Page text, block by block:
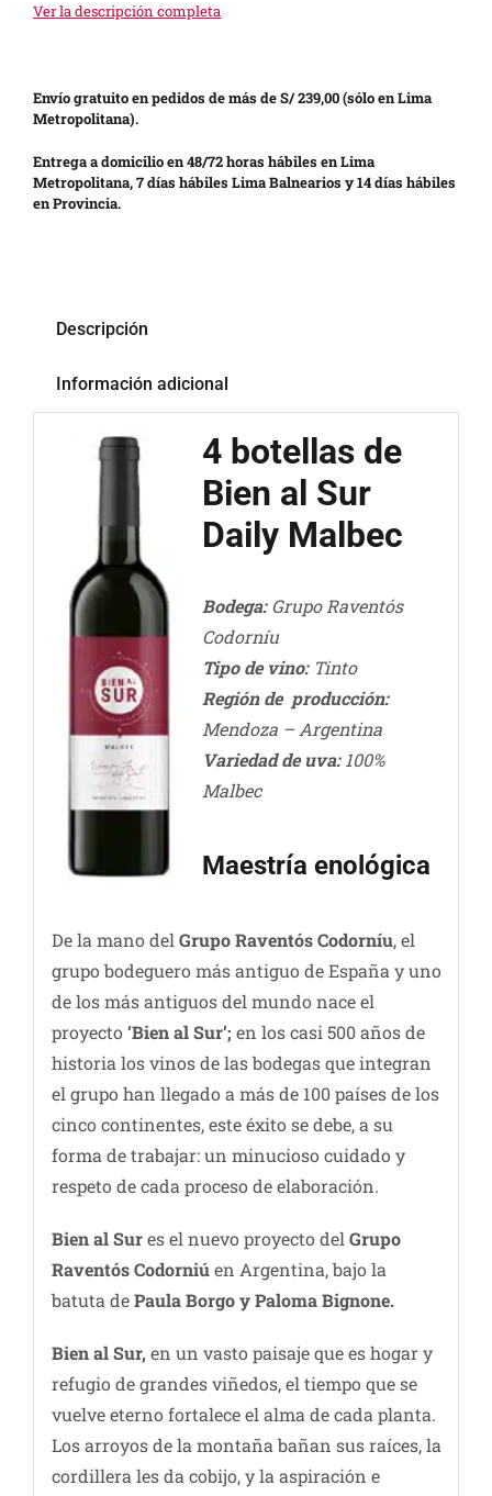
Ver la descripción completa
Envío gratuito en pedidos de más de S/ 239,00 (sólo en Lima
Metropolitana).
Entrega a domicilio en 48/72 horas hábiles en Lima
Metropolitana, 7 días hábiles Lima Balnearios y 14 días hábiles
en Provincia.
Descripción
Información adicional
4 botellas de
Bien al Sur
Daily Malbec
Bodega:Grupo Raventós
Codorníu
Tipo de vino: Tinto
Región de producción:
Mendoza – Argentina
Variedad de uva:100%
Malbec
Maestría enológica
De la mano del Grupo Raventós Codorníu, el
grupo bodeguero más antiguo de España y uno
de los más antiguos del mundo nace el
proyecto‘Bien al Sur’; en los casi 500 años de
historia los vinos de las bodegas que integran
el grupo han llegado a más de 100 países de los
cinco continentes, este éxito se debe, a su
forma de trabajar: un minucioso cuidado y
respeto de cada proceso de elaboración.
Bien al Sures el nuevo proyecto del Grupo
Raventós Codorniúen Argentina, bajo la
batuta dePaula Borgo y Paloma Bignone.
Bien al Sur, en un vasto paisaje que es hogar y
refugio de grandes viñedos, el tiempo que se
vuelve eterno fortalece el alma de cada planta.
Los arroyos de la montaña bañan sus raíces, la
cordillera les da cobijo, y la aspiración e